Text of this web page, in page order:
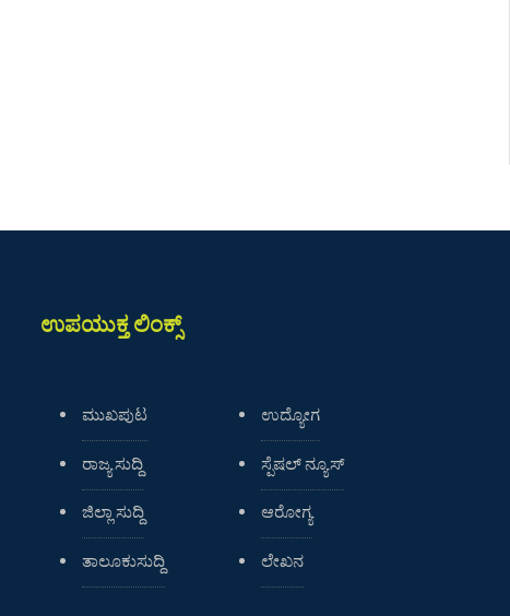
ಉಪಯುಕ್ತ ಲಿಂಕ್ಸ್
ಮುಖಪುಟ
ರಾಜ್ಯ ಸುದ್ದಿ
ಜಿಲ್ಲಾ ಸುದ್ದಿ
ತಾಲೂಕುಸುದ್ದಿ
ಉದ್ಯೋಗ
ಸ್ಪೆಷಲ್ ನ್ಯೂಸ್
ಆರೋಗ್ಯ
ಲೇಖನ